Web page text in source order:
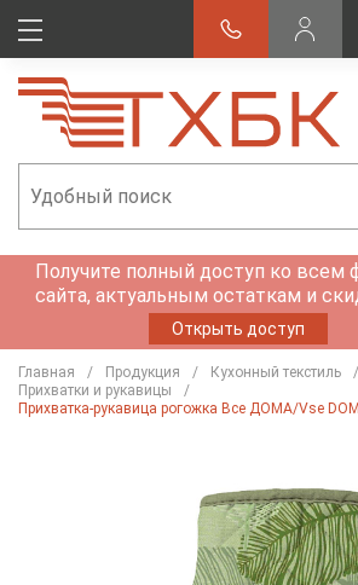
Получите полный доступ ко всем
сайта, актуальным остаткам и
Открыть доступ
Главная Продукция
Кухонный текстиль
Прихватки и рукавицы
Прихватка-рукавица рогожка Все ДОМА/Vse